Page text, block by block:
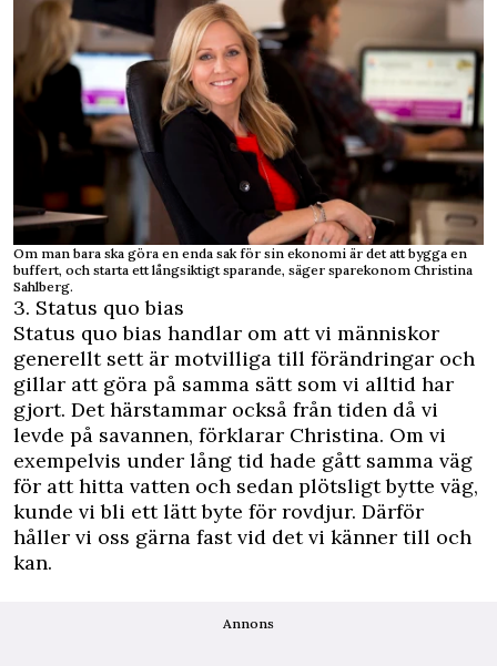
Om man bara ska göra en enda sak för sin ekonomi är det att bygga en
buffert, och starta ett långsiktigt sparande, säger sparekonom Christina
Sahlberg.
3. Status quo bias
Status quo bias handlar om att vi människor
generellt sett är motvilliga till förändringar och
gillar att göra på samma sätt som vi alltid har
gjort. Det härstammar också från tiden då vi
levde på savannen, förklarar Christina. Om vi
exempelvis under lång tid hade gått samma väg
för att hitta vatten och sedan plötsligt bytte väg,
kunde vi bli ett lätt byte för rovdjur. Därför
håller vi oss gärna fast vid det vi känner till och
kan.
Annons